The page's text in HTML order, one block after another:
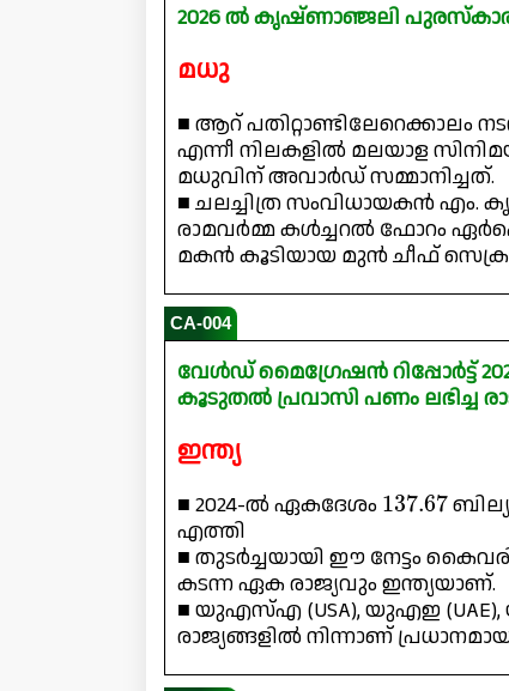
2026 ൽ കൃഷ്ണാഞ്ജലി
മധു
■ ആറ് പതിറ്റാണ്ടിലേറെക്കാലം
എന്നീ നിലകളിൽ മലയാള
മധുവിന് അവാർഡ് സമ്മാനിച്ചത്.
■ ചലച്ചിത്ര സംവിധായകൻ
രാമവർമ്മ കൾച്ചറൽ ഫോറം
മകൻ കൂടിയായ മുൻ ചീഫ്
CA-004
വേൾഡ് മൈഗ്രേഷൻ റിപ്പോർട്ട്
കൂടുതൽ പ്രവാസി പണം ലഭിച്ച
ഇന്ത്യ
■ 2024-ൽ ഏകദേശം 137.67
എത്തി
■ തുടർച്ചയായി ഈ നേട്ടം
കടന്ന ഏക രാജ്യവും ഇന്ത്യയാണ്.
■ യുഎസ്എ (USA), യുഎഇ
രാജ്യങ്ങളിൽ നിന്നാണ്